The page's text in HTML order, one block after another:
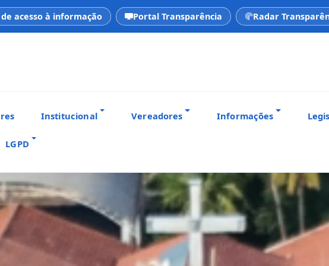
acesso à informação Portal Transparência Radar
Institucional Vereadores Informações
LGPD